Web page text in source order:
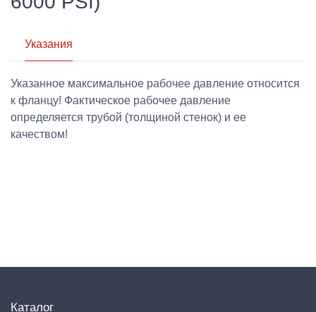
Указания
Указанное максимальное рабочее давление относится
к фланцу! Фактическое рабочее давление
определяется трубой (толщиной стенок) и ее
качеством!
Каталог